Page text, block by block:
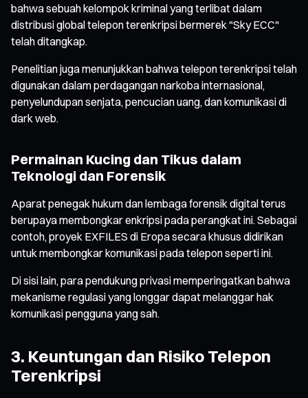
bahwa sebuah kelompok kriminal yang terlibat dalam
distribusi global telepon terenkripsi bermerek "Sky ECC"
telah ditangkap.
Penelitian juga menunjukkan bahwa telepon terenkripsi telah
digunakan dalam perdagangan narkoba internasional,
penyelundupan senjata, pencucian uang, dan komunikasi di
dark web.
Permainan Kucing dan Tikus dalam
Teknologi dan Forensik
Aparat penegak hukum dan lembaga forensik digital terus
berupaya membongkar enkripsi pada perangkat ini. Sebagai
contoh, proyek EXFILES di Eropa secara khusus didirikan
untuk membongkar komunikasi pada telepon seperti ini.
Di sisi lain, para pendukung privasi memperingatkan bahwa
mekanisme regulasi yang longgar dapat melanggar hak
komunikasi pengguna yang sah.
3. Keuntungan dan Risiko Telepon
Terenkripsi